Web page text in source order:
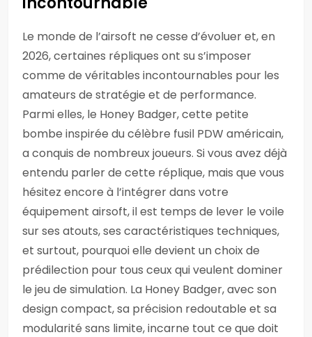
Le monde de l’airsoft ne cesse d’évoluer et, en
2026, certaines répliques ont su s’imposer
comme de véritables incontournables pour les
amateurs de stratégie et de performance.
Parmi elles, le Honey Badger, cette petite
bombe inspirée du célèbre fusil PDW américain,
a conquis de nombreux joueurs. Si vous avez déjà
entendu parler de cette réplique, mais que vous
hésitez encore à l’intégrer dans votre
équipement airsoft, il est temps de lever le voile
sur ses atouts, ses caractéristiques techniques,
et surtout, pourquoi elle devient un choix de
prédilection pour tous ceux qui veulent dominer
le jeu de simulation. La Honey Badger, avec son
design compact, sa précision redoutable et sa
modularité sans limite, incarne tout ce que doit